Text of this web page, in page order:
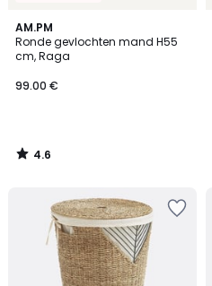
AM.PM
Ronde gevlochten mand H55
cm, Raga
99.00 €
4.6
/ 5
4.6
/